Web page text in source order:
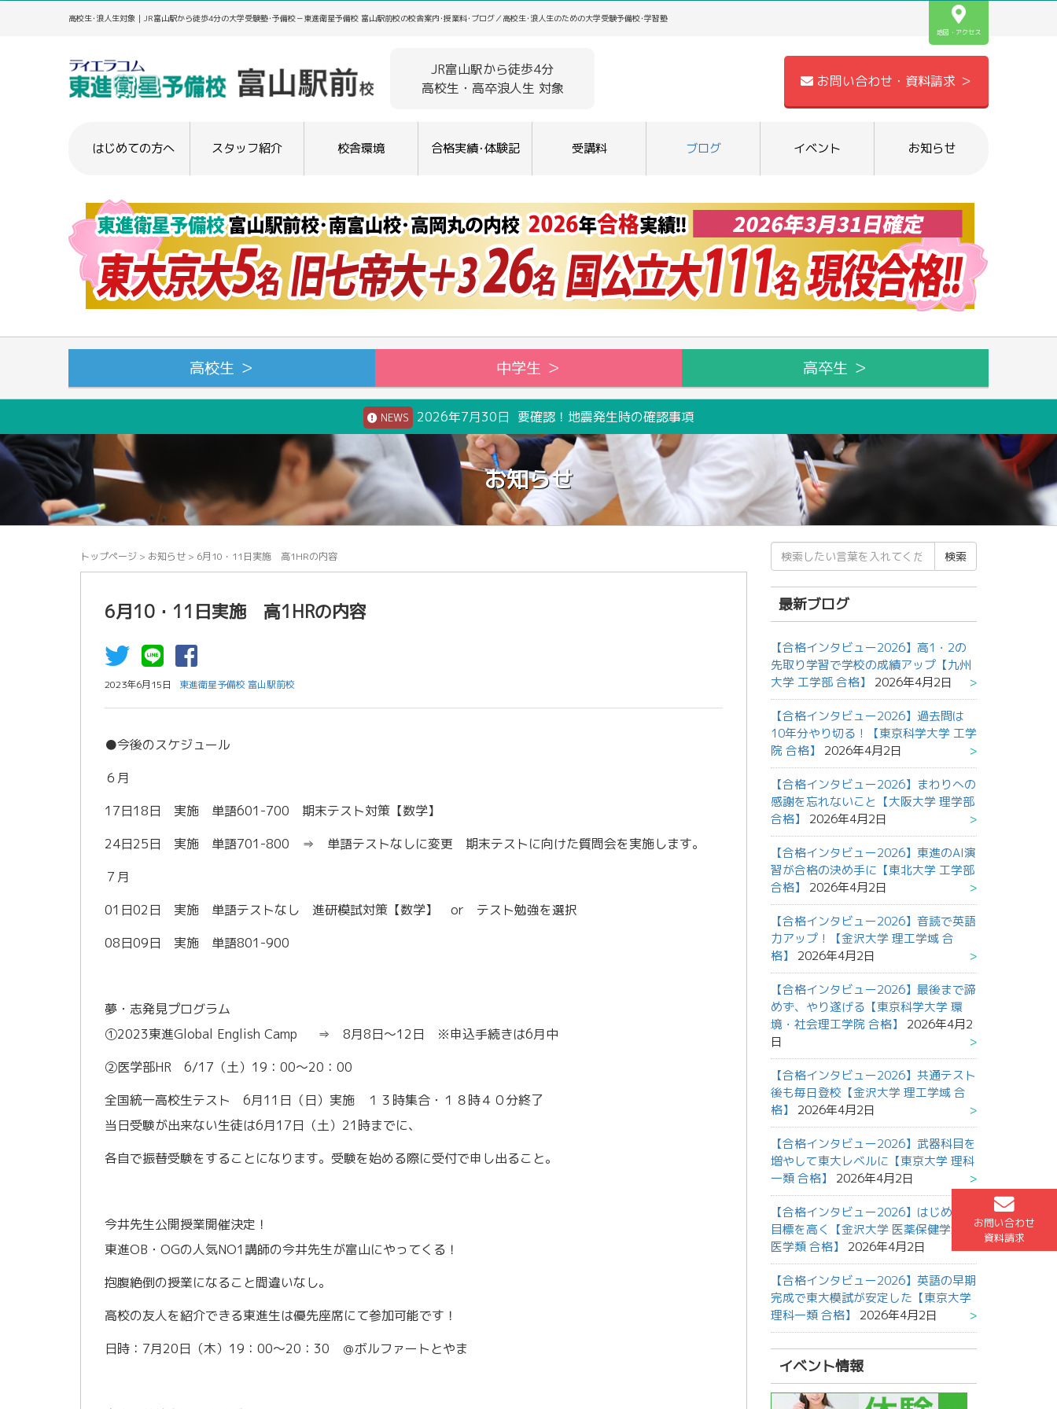
高校生･浪人生対象｜JR富山駅から徒歩4分の大学受験塾･予備校－東進衛星予備校 富山駅前校の校舎案内･授業料･ブログ／高校生･浪人生のための大学受験予備校･学習塾
地図・アクセス
JR富山駅から徒歩4分
高校生・高卒浪人生 対象
お問い合わせ・資料請求 ＞
はじめての方へ スタッフ紹介 校舎環境 合格実績･体験記 受講料 ブログ イベント お知らせ
高校生 ＞ 中学生 ＞ 高卒生 ＞
お問い合わせ
資料請求
NEWS 2026年7月30日 要確認！地震発生時の確認事項
お知らせ
トップページ > お知らせ > 6月10・11日実施 高1HRの内容
6月10・11日実施 高1HRの内容
2023年6月15日 東進衛星予備校 富山駅前校
●今後のスケジュール
６月
17日18日 実施 単語601-700 期末テスト対策【数学】
24日25日 実施 単語701-800 ⇒ 単語テストなしに変更 期末テストに向けた質問会を実施します。
７月
01日02日 実施 単語テストなし 進研模試対策【数学】 or テスト勉強を選択
08日09日 実施 単語801-900
夢・志発見プログラム
①2023東進Global English Camp ⇒ 8月8日～12日 ※申込手続きは6月中
②医学部HR 6/17（土）19：00～20：00
全国統一高校生テスト 6月11日（日）実施 １３時集合・１８時４０分終了
当日受験が出来ない生徒は6月17日（土）21時までに、
各自で振替受験をすることになります。受験を始める際に受付で申し出ること。
今井先生公開授業開催決定！
東進OB・OGの人気NO1講師の今井先生が富山にやってくる！
抱腹絶倒の授業になること間違いなし。
高校の友人を紹介できる東進生は優先座席にて参加可能です！
日時：7月20日（木）19：00～20：30 ＠ボルファートとやま
検
索
結
果:
最新ブログ
【合格インタビュー2026】高1・2の
先取り学習で学校の成績アップ【九州
大学 工学部 合格】
2026年4月2日
【合格インタビュー2026】過去問は
10年分やり切る！【東京科学大学 工学
院 合格】
2026年4月2日
【合格インタビュー2026】まわりへの
感謝を忘れないこと【大阪大学 理学部
合格】
2026年4月2日
【合格インタビュー2026】東進のAI演
習が合格の決め手に【東北大学 工学部
合格】
2026年4月2日
【合格インタビュー2026】音読で英語
力アップ！【金沢大学 理工学域 合
格】
2026年4月2日
【合格インタビュー2026】最後まで諦
めず、やり遂げる【東京科学大学 環
境・社会理工学院 合格】
2026年4月2
日
【合格インタビュー2026】共通テスト
後も毎日登校【金沢大学 理工学域 合
格】
2026年4月2日
【合格インタビュー2026】武器科目を
増やして東大レベルに【東京大学 理科
一類 合格】
2026年4月2日
【合格インタビュー2026】はじめから
目標を高く【金沢大学 医薬保健学域
医学類 合格】
2026年4月2日
【合格インタビュー2026】英語の早期
完成で東大模試が安定した【東京大学
理科一類 合格】
2026年4月2日
イベント情報